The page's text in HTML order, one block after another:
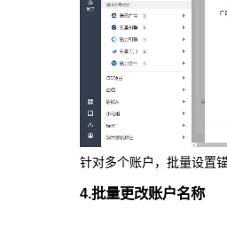
针对多个账户，批量设置
4.批量更改账户名称